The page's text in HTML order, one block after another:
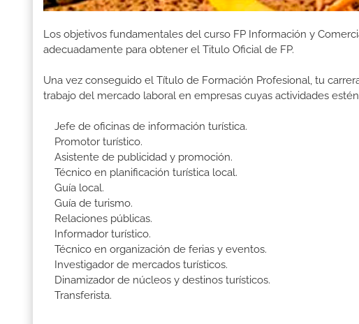
Los objetivos fundamentales del curso FP Información y
adecuadamente para obtener el Titulo Oficial de FP.
Una vez conseguido el Título de Formación Profesional, tu
trabajo del mercado laboral en empresas cuyas actividades
Jefe de oficinas de información turística.
Promotor turístico.
Asistente de publicidad y promoción.
Técnico en planificación turística local.
Guía local.
Guía de turismo.
Relaciones públicas.
Informador turístico.
Técnico en organización de ferias y eventos.
Investigador de mercados turísticos.
Dinamizador de núcleos y destinos turísticos.
Transferista.